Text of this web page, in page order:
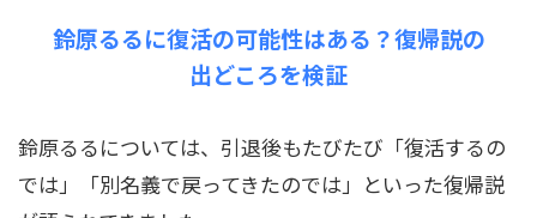
鈴原るるに復活の可能性はある？復帰説の
出どころを検証
鈴原るるについては、引退後もたびたび「復活するの
では」「別名義で戻ってきたのでは」といった復帰説